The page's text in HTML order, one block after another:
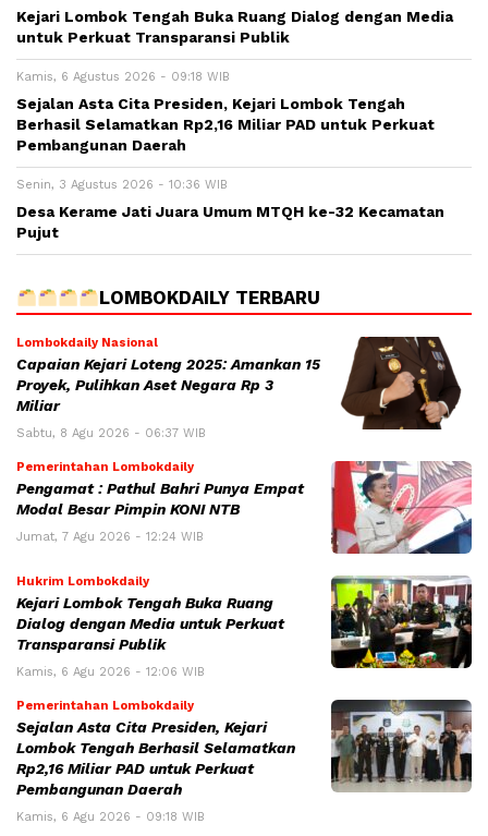
Kejari Lombok Tengah Buka Ruang Dialog dengan Media
untuk Perkuat Transparansi Publik
Kamis, 6 Agustus 2026 - 09:18 WIB
Sejalan Asta Cita Presiden, Kejari Lombok Tengah
Berhasil Selamatkan Rp2,16 Miliar PAD untuk Perkuat
Pembangunan Daerah
Senin, 3 Agustus 2026 - 10:36 WIB
Desa Kerame Jati Juara Umum MTQH ke-32 Kecamatan
Pujut
LOMBOKDAILY TERBARU
Lombokdaily Nasional
Capaian Kejari Loteng 2025: Amankan 15
Proyek, Pulihkan Aset Negara Rp 3
Miliar
Sabtu, 8 Agu 2026 - 06:37 WIB
Pemerintahan Lombokdaily
Pengamat : Pathul Bahri Punya Empat
Modal Besar Pimpin KONI NTB
Jumat, 7 Agu 2026 - 12:24 WIB
Hukrim Lombokdaily
Kejari Lombok Tengah Buka Ruang
Dialog dengan Media untuk Perkuat
Transparansi Publik
Kamis, 6 Agu 2026 - 12:06 WIB
Pemerintahan Lombokdaily
Sejalan Asta Cita Presiden, Kejari
Lombok Tengah Berhasil Selamatkan
Rp2,16 Miliar PAD untuk Perkuat
Pembangunan Daerah
Kamis, 6 Agu 2026 - 09:18 WIB